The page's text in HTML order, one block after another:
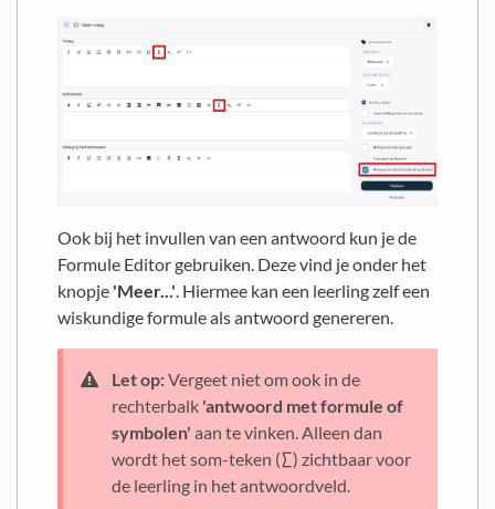
Ook bij het invullen van een antwoord kun je de
Formule Editor gebruiken. Deze vind je onder het
knopje 'Meer...'. Hiermee kan een leerling zelf een
wiskundige formule als antwoord genereren.
Let op:Vergeet niet om ook in de
rechterbalk 'antwoord met formule of
symbolen' aan te vinken. Alleen dan
wordt het som-teken (∑) zichtbaar voor
de leerling in het antwoordveld.